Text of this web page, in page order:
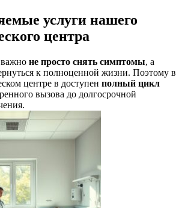
услуги нашего
центра
не просто снять симптомы, а
к полноценной жизни. Поэтому в
центре в доступен полный цикл
вызова до долгосрочной